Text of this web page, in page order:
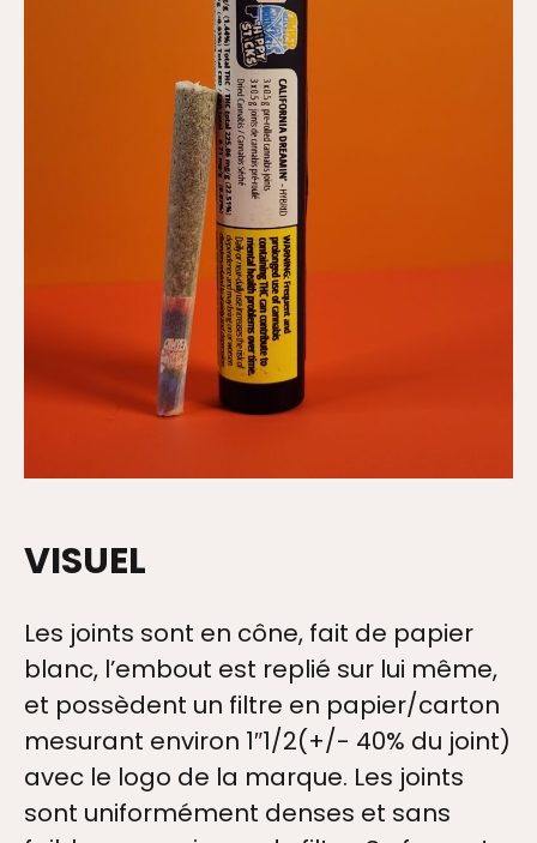
VISUEL
Les joints sont en cône, fait de papier
blanc, l’embout est replié sur lui même,
et possèdent un filtre en papier/carton
mesurant environ 1″1/2(+/- 40% du joint)
avec le logo de la marque. Les joints
sont uniformément denses et sans